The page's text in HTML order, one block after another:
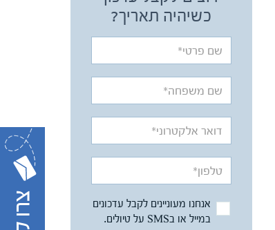
כשיהיה תאריך?
אנחנו מעוניינים לקבל עדכונים
במייל או בSMS על טיולים.